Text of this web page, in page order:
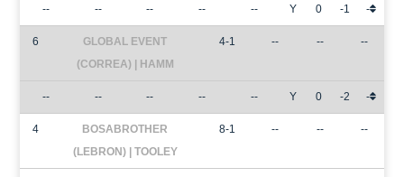
-- -- -- -- -- Y 0 -1 -
6
GLOBAL EVENT
(CORREA) | HAMM
4-1 -- -- --
-- -- -- -- -- Y 0 -2 -
4
BOSABROTHER
(LEBRON) | TOOLEY
8-1 -- -- --